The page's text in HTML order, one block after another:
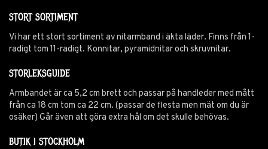
STORT SORTIMENT
Vi har ett stort sortiment av nitarmband i äkta läder. Finns från 1-
radigt tom 11-radigt. Konnitar, pyramidnitar och skruvnitar.
STORLEKSGUIDE
Armbandet är ca 5,2 cm brett och passar på handleder med mått
från ca 18 cm tom ca 22 cm. (passar de flesta men mät om du är
osäker) Går även att göra extra hål om det skulle behövas.
BUTIK I STOCKHOLM